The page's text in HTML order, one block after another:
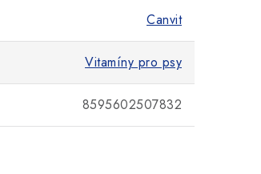
Canvit
Vitamíny pro psy
8595602507832